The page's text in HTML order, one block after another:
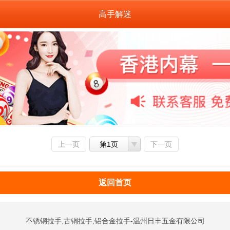
高手解迷
上一页 第1页 下一页
返回首页
不锈钢拉手,古铜拉手,铝合金拉手-温州日丰五金有限公司